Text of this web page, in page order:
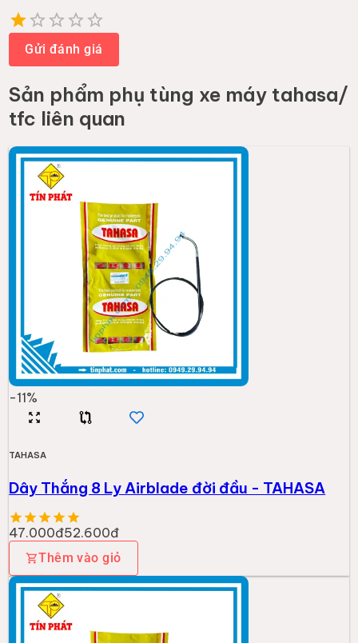
1 Star
2 Stars
3 Stars
4 Stars
5 Stars
Gửi đánh giá
Sản phẩm phụ tùng xe máy tahasa/
tfc liên quan
-11%
TAHASA
Dây Thắng 8 Ly Airblade đời đầu - TAHASA
47.000đ52.600đ
Thêm vào giỏ